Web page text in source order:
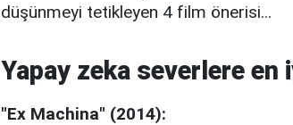
düşünmeyi tetikleyen 4 film önerisi...
Yapay zeka severlere
"Ex Machina" (2014):